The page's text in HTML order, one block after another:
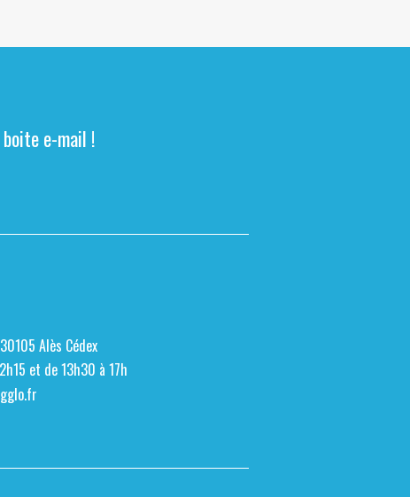
e-mail !
Alès Cédex
et de 13h30 à 17h